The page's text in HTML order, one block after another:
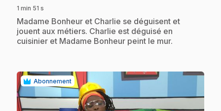
1 min 51 s
.Madame Bonheur et Charlie se déguisent et
jouent aux métiers. Charlie est déguisé en
cuisinier et Madame Bonheur peint le mur.
Abonnement